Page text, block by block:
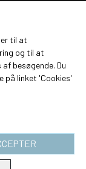
til at
og til at
besøgende. Du
på linket 'Cookies'